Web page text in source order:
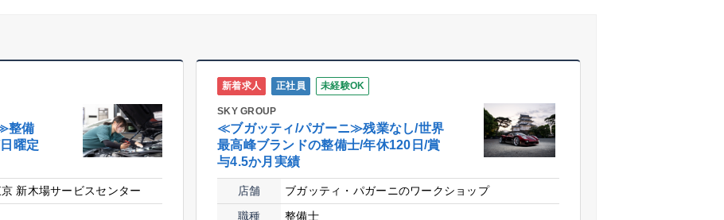
整備
曜定
新木場サービスセンター
新着求人 正社員 未経験OK
SKY GROUP
≪ブガッティ/パガーニ≫残業なし/世界
最高峰ブランドの整備士/年休120日/賞
与4.5か月実績
店舗
ブガッティ・パガーニのワークショップ
職種
整備士